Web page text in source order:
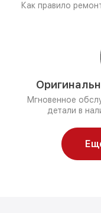
Как правило
Мгновенное
детали в